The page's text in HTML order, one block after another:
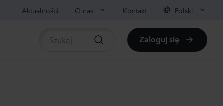
Aktualności O nas Kontakt Polski
Zaloguj się